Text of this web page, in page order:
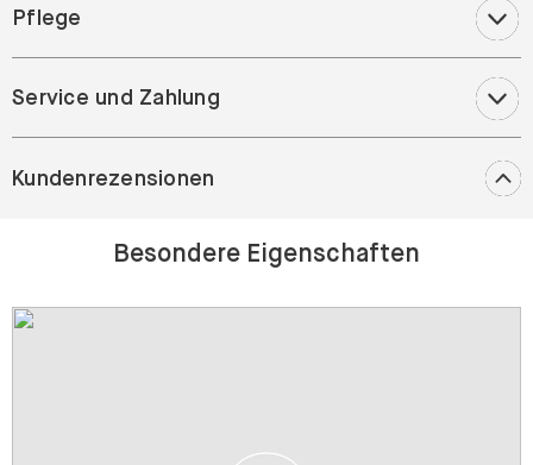
Pflege
Service und Zahlung
Kundenrezensionen
Besondere Eigenschaften